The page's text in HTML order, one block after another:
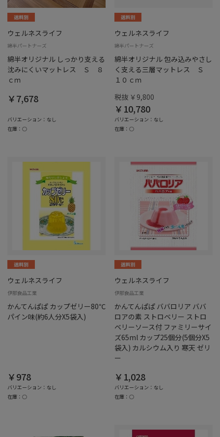
ウェルネスライフ
綿半パートナーズ
綿半オリジナル しっかり支える
沈みにくいマットレス Ｓ ８
ｃｍ
￥7,678
バリエーション：なし
在庫：○
ウェルネスライフ
綿半パートナーズ
綿半オリジナル 包み込みやさし
く支える三層マットレス Ｓ
１０ｃｍ
税抜 ￥9,800
￥10,780
バリエーション：なし
在庫：○
ウェルネスライフ
伊那食品工業
かんてんぱぱ カップゼリー80℃
パイン味(約6人分X5袋入)
￥978
バリエーション：なし
在庫：○
ウェルネスライフ
伊那食品工業
かんてんぱぱ ババロリア ババ
ロアの素 ストロベリー ストロ
ベリーソース付 ファミリーサイ
ズ65ml カップ25個分(5個分X5
袋入) カルシウム入り 寒天 ゼリ
ー
￥1,028
バリエーション：なし
在庫：○